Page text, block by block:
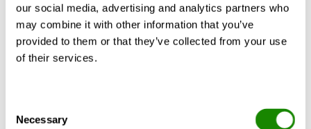
our social media, advertising and analytics partners who
may combine it with other information that you’ve
provided to them or that they’ve collected from your use
of their services.
Selection
Necessary
Description du produit Données
ou au plafond, en association avec des